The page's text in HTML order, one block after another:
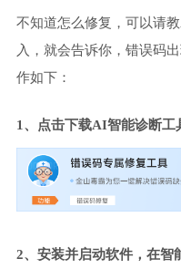
不知道怎么修复，可以请
入，就会告诉你，错误码
作如下：
1、点击下载AI智能诊断工
2、安装并启动软件，在智